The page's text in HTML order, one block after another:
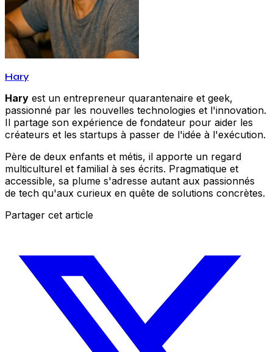
Hary
Hary est un entrepreneur quarantenaire et geek,
passionné par les nouvelles technologies et l'innovation.
Il partage son expérience de fondateur pour aider les
créateurs et les startups à passer de l'idée à l'exécution.
Père de deux enfants et métis, il apporte un regard
multiculturel et familial à ses écrits. Pragmatique et
accessible, sa plume s'adresse autant aux passionnés
de tech qu'aux curieux en quête de solutions concrètes.
Partager cet article